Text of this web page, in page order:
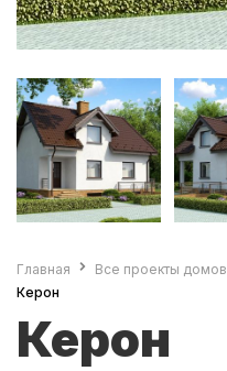
Главная Все проекты домов
Керон
Керон